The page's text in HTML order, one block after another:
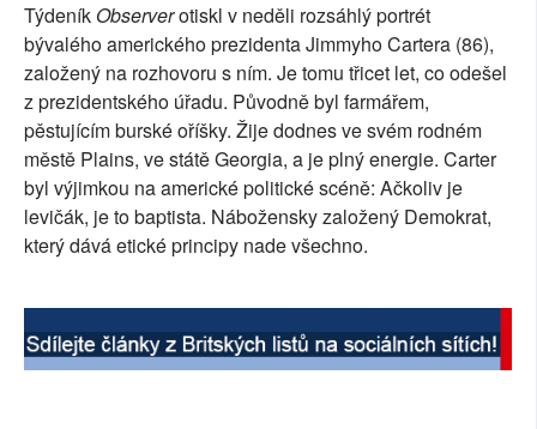
RUBRIKY
PLNÁ VERZE STRÁNEK
Týdeník Observerotiskl v neděli rozsáhlý portrét
bývalého amerického prezidenta Jimmyho Cartera (86),
založený na rozhovoru s ním. Je tomu třicet let, co odešel
z prezidentského úřadu. Původně byl farmářem,
pěstujícím burské oříšky. Žije dodnes ve svém rodném
městě Plains, ve státě Georgia, a je plný energie. Carter
byl výjimkou na americké politické scéně: Ačkoliv je
levičák, je to baptista. Nábožensky založený Demokrat,
který dává etické principy nade všechno.